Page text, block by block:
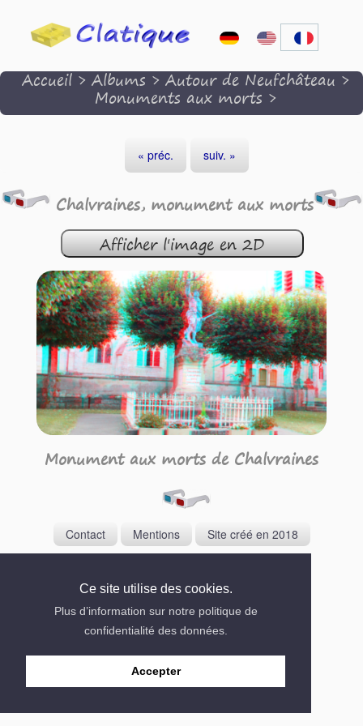
Ce site utilise des cookies.
Plus d’information sur notre politique de
confidentialité des données.
Accepter
Accueil>Albums>Autour de Neufchâteau>
Monuments aux morts >
« préc. suiv. »
Chalvraines, monument aux morts
Afficher l'image en 2D
Monument aux morts de Chalvraines
Contact Mentions Site créé en 2018